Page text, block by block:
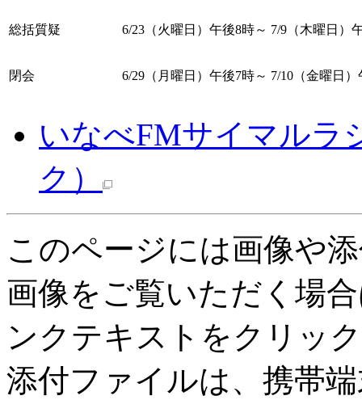
総括質疑 6/23（火曜日）午後8時～ 7/9（木曜日）
閉会 6/29（月曜日）午後7時～ 7/10（金曜日
いなべFMサイマルラ
ク）
このページには画像や
画像をご覧いただく場
ンクテキストをクリッ
添付ファイルは、携帯